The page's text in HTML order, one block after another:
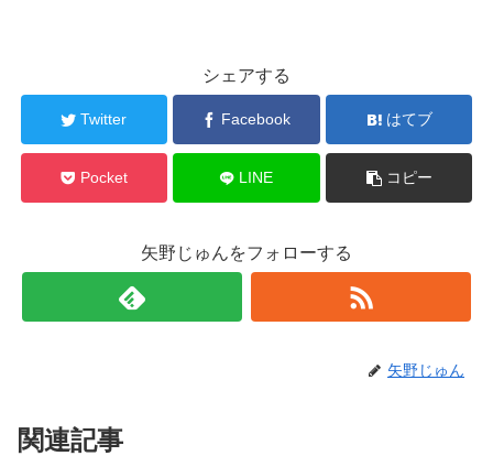
シェアする
Twitter Facebook はてブ
Pocket LINE コピー
矢野じゅんをフォローする
矢野じゅん
関連記事